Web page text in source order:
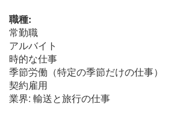
職種:
常勤職
アルバイト
時的な仕事
季節労働（特定の季節だけの仕事）
契約雇用
業界: 輸送と旅行の仕事